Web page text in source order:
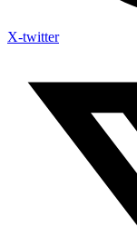
X-twitter